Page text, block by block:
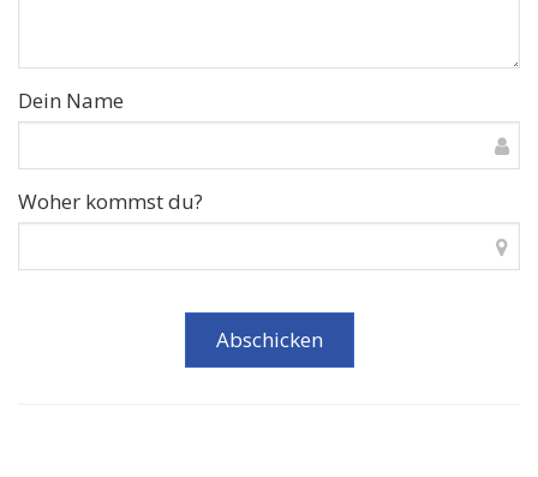
Dein Name
Woher kommst du?